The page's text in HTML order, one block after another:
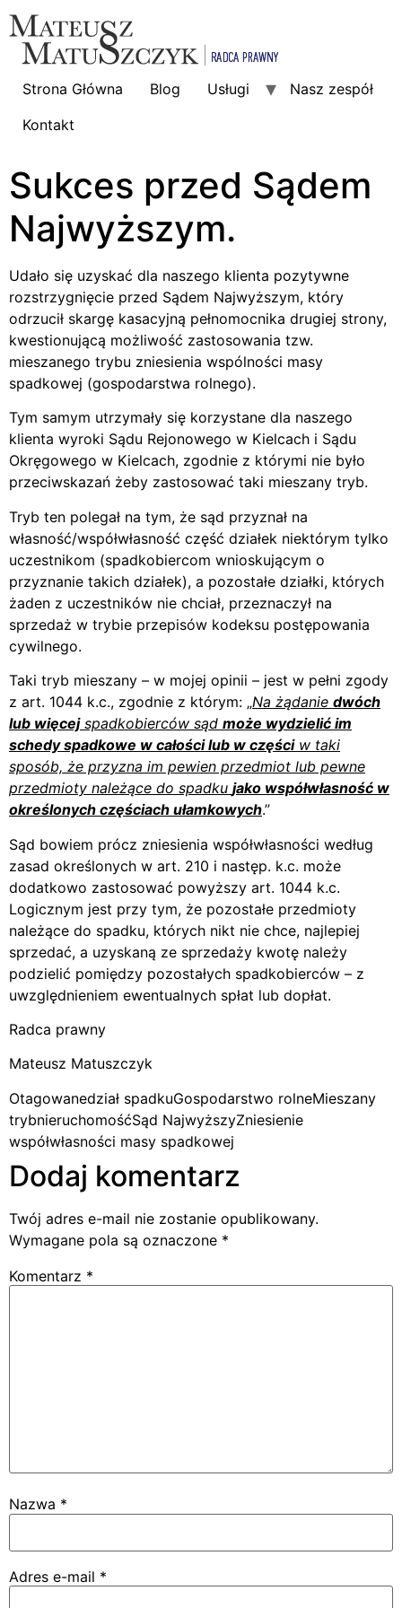
Strona Główna Blog Usługi
Nasz zespół
Kontakt
Sukces przed Sądem
Najwyższym.
Udało się uzyskać dla naszego klienta pozytywne
rozstrzygnięcie przed Sądem Najwyższym, który
odrzucił skargę kasacyjną pełnomocnika drugiej strony,
kwestionującą możliwość zastosowania tzw.
mieszanego trybu zniesienia wspólności masy
spadkowej (gospodarstwa rolnego).
Tym samym utrzymały się korzystane dla naszego
klienta wyroki Sądu Rejonowego w Kielcach i Sądu
Okręgowego w Kielcach, zgodnie z którymi nie było
przeciwskazań żeby zastosować taki mieszany tryb.
Tryb ten polegał na tym, że sąd przyznał na
własność/współwłasność część działek niektórym tylko
uczestnikom (spadkobiercom wnioskującym o
przyznanie takich działek), a pozostałe działki, których
żaden z uczestników nie chciał, przeznaczył na
sprzedaż w trybie przepisów kodeksu postępowania
cywilnego.
Taki tryb mieszany – w mojej opinii – jest w pełni zgody
z art. 1044 k.c., zgodnie z którym: „Na żądanie dwóch
lub więcejspadkobierców sąd może wydzielić im
schedy spadkowe w całości lub w częściw taki
sposób, że przyzna im pewien przedmiot lub pewne
przedmioty należące do spadku jako współwłasność w
określonych częściach ułamkowych.”
Sąd bowiem prócz zniesienia współwłasności według
zasad określonych w art. 210 i następ. k.c. może
dodatkowo zastosować powyższy art. 1044 k.c.
Logicznym jest przy tym, że pozostałe przedmioty
należące do spadku, których nikt nie chce, najlepiej
sprzedać, a uzyskaną ze sprzedaży kwotę należy
podzielić pomiędzy pozostałych spadkobierców – z
uwzględnieniem ewentualnych spłat lub dopłat.
Radca prawny
Mateusz Matuszczyk
Otagowanedział spadkuGospodarstwo rolneMieszany
trybnieruchomośćSąd NajwyższyZniesienie
współwłasności masy spadkowej
Dodaj komentarz
Twój adres e-mail nie zostanie opublikowany.
Wymagane pola są oznaczone *
Komentarz *
Nazwa *
Adres e-mail *